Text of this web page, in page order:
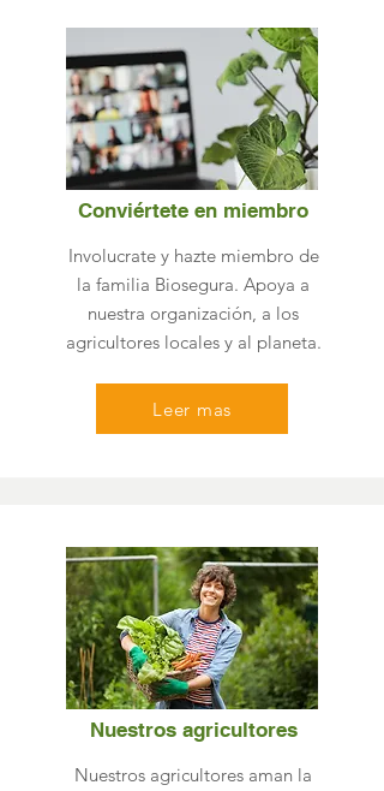
Conviértete en miembro
Involucrate y hazte miembro de
la familia Biosegura. Apoya a
nuestra organización, a los
agricultores locales y al planeta.
Leer mas
Nuestros agricultores
Nuestros agricultores aman la